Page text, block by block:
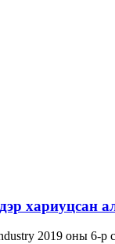
хариуцсан
2019 оны 6-р